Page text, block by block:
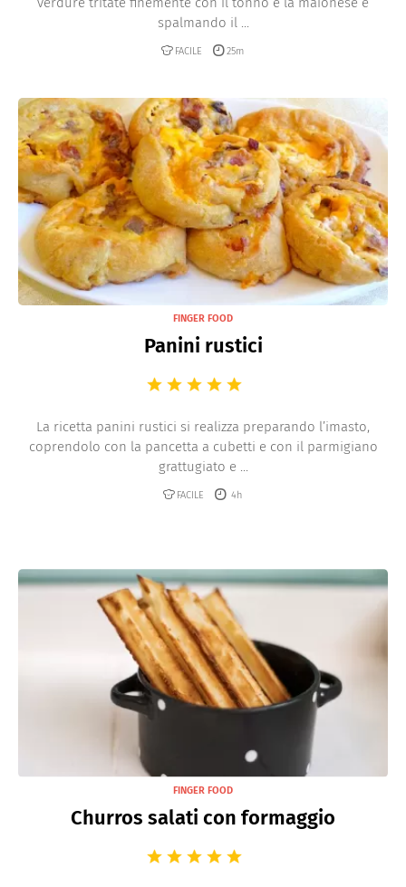
spalmando il ...
FACILE 25m
FINGER FOOD
Panini rustici
La ricetta panini rustici si realizza preparando l’imasto,
coprendolo con la pancetta a cubetti e con il parmigiano
grattugiato e ...
FACILE 4h
FINGER FOOD
Churros salati con formaggio